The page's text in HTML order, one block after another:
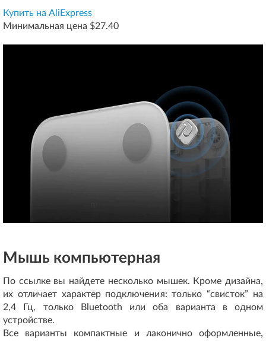
Купить на AliExpress
Минимальная цена $27.40
Мышь компьютерная
По ссылке вы найдете несколько мышек. Кроме дизайна,
их отличает характер подключения: только “свисток” на
2,4 Гц, только Bluetooth или оба варианта в одном
устройстве.
Все варианты компактные и лаконично оформленные,